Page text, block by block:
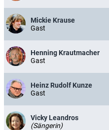
Mickie Krause
Gast
Henning Krautmacher
Gast
Heinz Rudolf Kunze
Gast
Vicky Leandros
(Sängerin)